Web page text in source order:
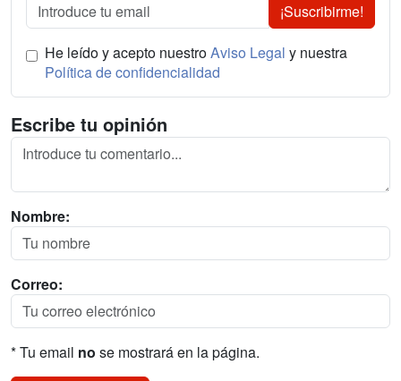
¡Suscribirme!
He leído y acepto nuestroAviso Legal y nuestra
Política de confidencialidad
Escribe tu opinión
Nombre:
Correo:
* Tu email no se mostrará en la página.